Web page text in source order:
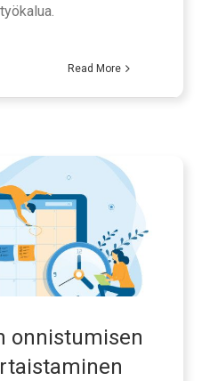
Read More
onnistumisen